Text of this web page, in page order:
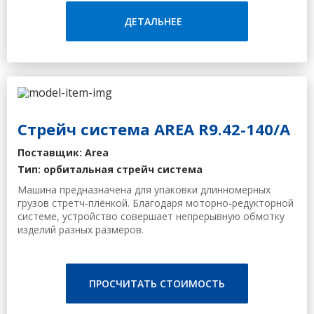
• скорость до 200 об / мин;
• ускорение и торможение контролируются частотным
• движение передается зубчатым ремнем.
оборудования устройством укрытия торцов продукции
защитными материалами.
пиломатериалов, металлопрофиля, погонажных изделий.
обмотки, надежность оборудования, простота и
удобство в эксплуатации обеспечили машинам данного
семейства высокие оценки персонала и заказчиков.
ДЕТАЛЬНЕЕ
Стрейч система AREA R9.42-140/A
Поставщик: Area
Тип: орбитальная стрейч система
Машина предназначена для упаковки длинномерных
грузов стретч-плёнкой. Благодаря моторно-редукторной
системе, устройство совершает непрерывную обмотку
изделий разных размеров.
Автоматическая подача
Встроенный конвейер с регулируемой скоростью
символами
ПРОСЧИТАТЬ СТОИМОСТЬ